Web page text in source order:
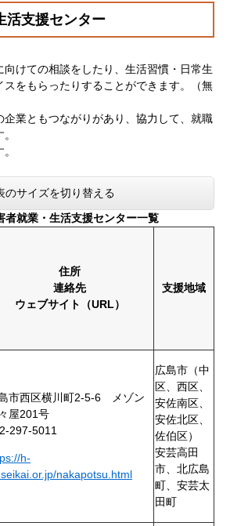
活支援センター
けての相談をしたり、生活習慣・日常生
スをもらったりすることができます。（無
企業ともつながりがあり、協力して、就職
のサイズを切り替える
者就業・生活支援センター一覧
住所
連絡先
ウェブサイト（URL）
支援地域
市西区横川町2-5-6 メゾン
屋201号
297-5011
h-
nakapotsu.html
広島市（中
区、西区、
安佐南区、
安佐北区、
佐伯区）
安芸高田
市、北広島
町、安芸太
田町